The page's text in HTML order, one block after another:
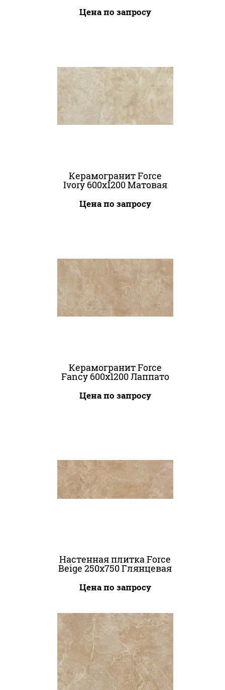
Цена по запросу
Керамогранит Force
Ivory 600x1200 Матовая
Цена по запросу
Керамогранит Force
Fancy 600x1200 Лаппато
Цена по запросу
Настенная плитка Force
Beige 250x750 Глянцевая
Цена по запросу